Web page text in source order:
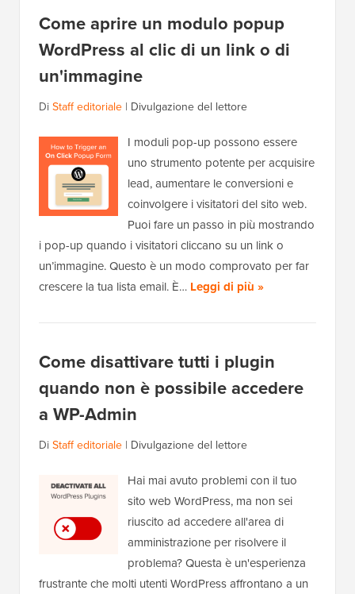
Come aprire un modulo popup
WordPress al clic di un link o di
un'immagine
DiStaff editoriale | Divulgazione del lettore
I moduli pop-up possono essere
uno strumento potente per acquisire
lead, aumentare le conversioni e
coinvolgere i visitatori del sito web.
Puoi fare un passo in più mostrando
i pop-up quando i visitatori cliccano su un link o
un’immagine. Questo è un modo comprovato per far
crescere la tua lista email. È… Leggi di più »
Come disattivare tutti i plugin
quando non è possibile accedere
a WP-Admin
DiStaff editoriale | Divulgazione del lettore
Hai mai avuto problemi con il tuo
sito web WordPress, ma non sei
riuscito ad accedere all'area di
amministrazione per risolvere il
problema? Questa è un'esperienza
frustrante che molti utenti WordPress affrontano a un